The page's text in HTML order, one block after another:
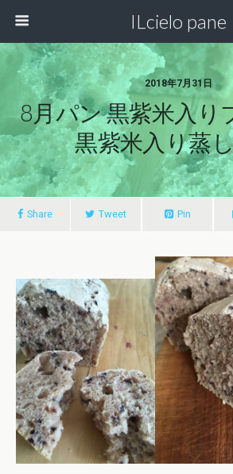
ILcielo pane
2018年7月31日
8月パン 黒紫米入
黒紫米入り蒸
Share Tweet Pin